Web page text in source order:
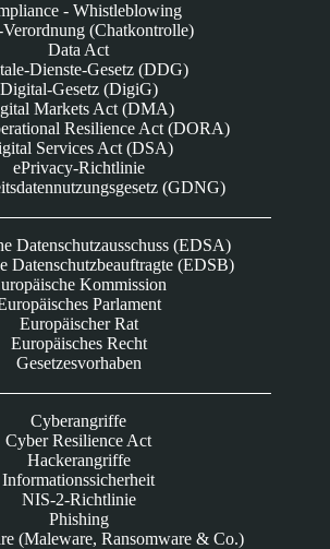
- Whistleblowing
(Chatkontrolle)
Data Act
Dienste-Gesetz (DDG)
Digital-Gesetz (DigiG)
Markets Act (DMA)
Resilience Act (DORA)
Services Act (DSA)
ePrivacy-Richtlinie
(GDNG)
Datenschutzausschuss (EDSA)
Datenschutzbeauftragte (EDSB)
Kommission
Parlament
Europäischer Rat
Europäisches Recht
Gesetzesvorhaben
Cyberangriffe
Cyber Resilience Act
Hackerangriffe
Informationssicherheit
NIS-2-Richtlinie
Phishing
(Maleware, Ransomware & Co.)